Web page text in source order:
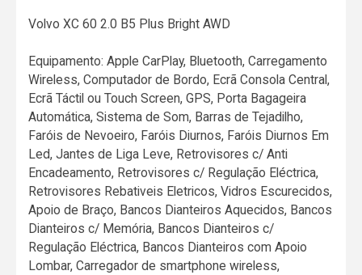
Volvo XC 60 2.0 B5 Plus Bright AWD
Equipamento: Apple CarPlay, Bluetooth, Carregamento
Wireless, Computador de Bordo, Ecrã Consola Central,
Ecrã Táctil ou Touch Screen, GPS, Porta Bagageira
Automática, Sistema de Som, Barras de Tejadilho,
Faróis de Nevoeiro, Faróis Diurnos, Faróis Diurnos Em
Led, Jantes de Liga Leve, Retrovisores c/ Anti
Encadeamento, Retrovisores c/ Regulação Eléctrica,
Retrovisores Rebativeis Eletricos, Vidros Escurecidos,
Apoio de Braço, Bancos Dianteiros Aquecidos, Bancos
Dianteiros c/ Memória, Bancos Dianteiros c/
Regulação Eléctrica, Bancos Dianteiros com Apoio
Lombar, Carregador de smartphone wireless,